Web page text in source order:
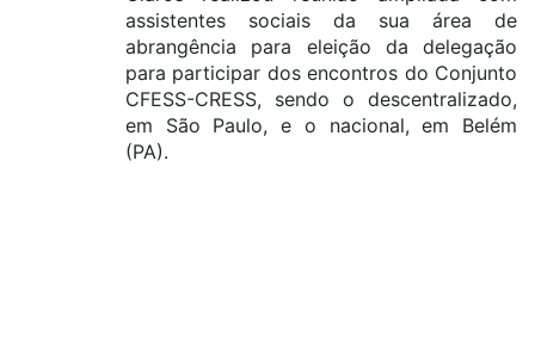
assistentes sociais da sua área de
abrangência para eleição da delegação
para participar dos encontros do Conjunto
CFESS-CRESS, sendo o descentralizado,
em São Paulo, e o nacional, em Belém
(PA).